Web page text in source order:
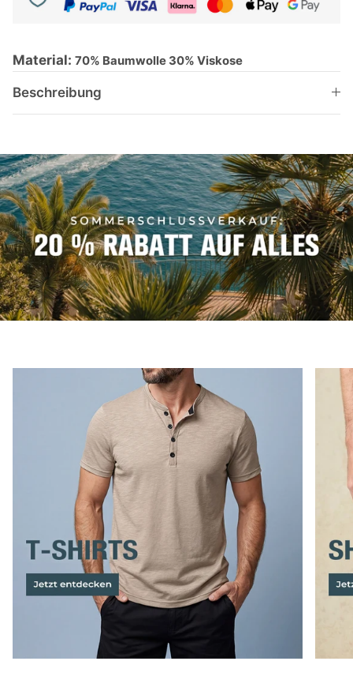
Material: 70% Baumwolle 30% Viskose
Beschreibung